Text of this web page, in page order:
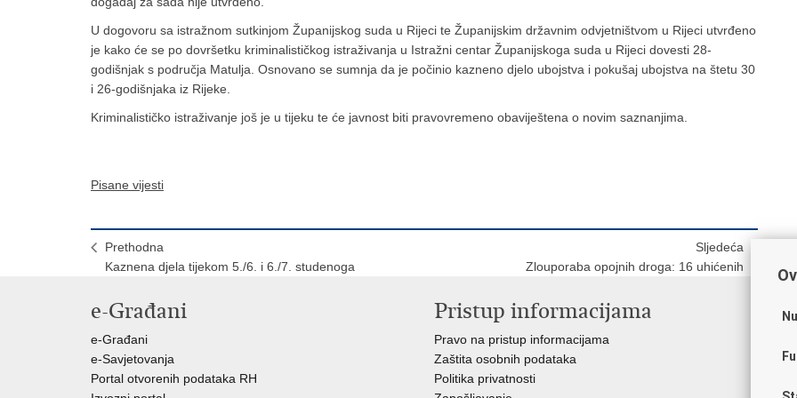
U dogovoru sa istražnom sutkinjom Županijskog suda u Rijeci te Županijskim državnim odvjetništvom u Rijeci utvrđeno
je kako će se po dovršetku kriminalističkog istraživanja u Istražni centar Županijskoga suda u Rijeci dovesti 28-
godišnjak s područja Matulja. Osnovano se sumnja da je počinio kazneno djelo ubojstva i pokušaj ubojstva na štetu 30
i 26-godišnjaka iz Rijeke.
Kriminalističko istraživanje još je u tijeku te će javnost biti pravovremeno obaviještena o novim saznanjima.
Pisane vijesti
Prethodna
Kaznena djela tijekom 5./6. i 6./7. studenoga
Sljedeća
Zlouporaba opojnih droga: 16 uhićenih
e-Građani
e-Građani
e-Savjetovanja
Portal otvorenih podataka RH
Pristup informacijama
Pravo na pristup informacijama
Zaštita osobnih podataka
Politika privatnosti